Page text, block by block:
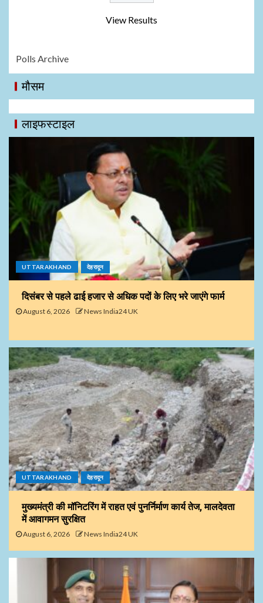
View Results
Polls Archive
मौसम
लाइफस्टाइल
UTTARAKHAND देहरादून
दिसंबर से पहले ढाई हजार से अधिक पदों के लिए भरे जाएंगे फार्म
August 6, 2026 News India24 UK
UTTARAKHAND देहरादून
मुख्यमंत्री की मॉनिटरिंग में राहत एवं पुनर्निर्माण कार्य तेज, मालदेवता
में आवागमन सुरक्षित
August 6, 2026 News India24 UK